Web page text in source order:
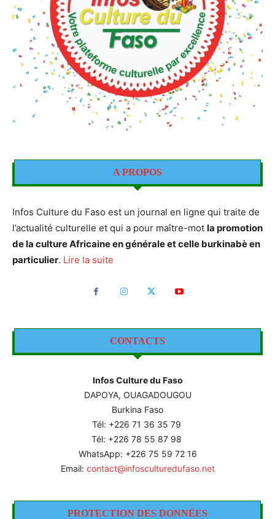
A PROPOS
Infos Culture du Faso est un journal en ligne qui traite de
l’actualité culturelle et qui a pour maître-mot la promotion
de la culture Africaine en générale et celle burkinabè en
particulier. Lire la suite
CONTACTS
Infos Culture du Faso
DAPOYA, OUAGADOUGOU
Burkina Faso
Tél: +226 71 36 35 79
Tél: +226 78 55 87 98
WhatsApp: +226 75 59 72 16
Email: contact@infosculturedufaso.net
PROTECTION DES DONNÉES